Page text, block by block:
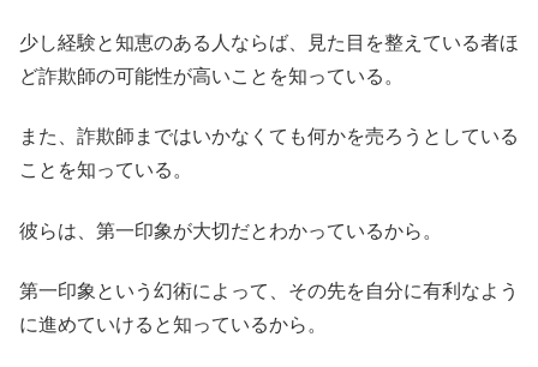
少し経験と知恵のある人ならば、見た目を整えている者ほ
ど詐欺師の可能性が高いことを知っている。
また、詐欺師まではいかなくても何かを売ろうとしている
ことを知っている。
彼らは、第一印象が大切だとわかっているから。
第一印象という幻術によって、その先を自分に有利なよう
に進めていけると知っているから。